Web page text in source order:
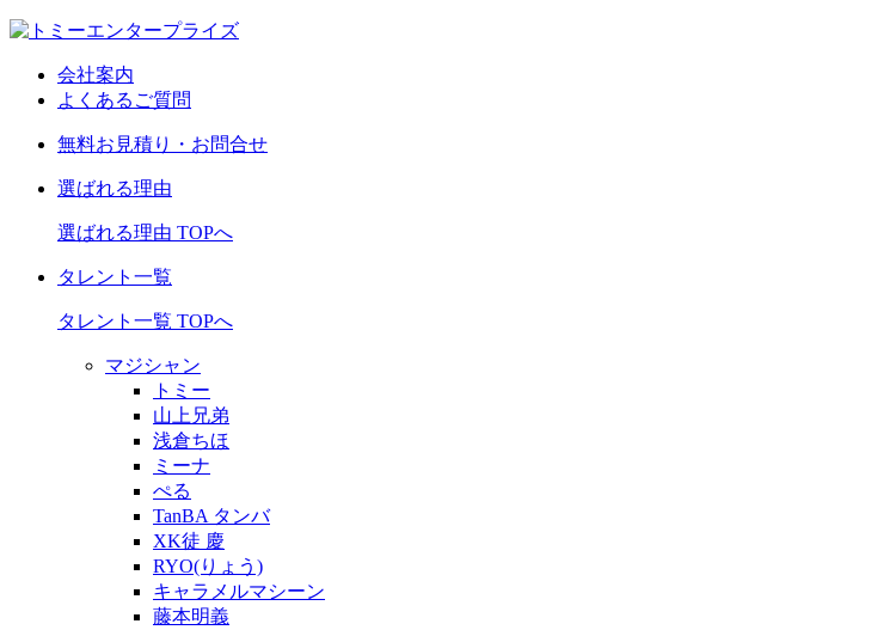
会社案内
よくあるご質問
無料お見積り・お問合せ
選ばれる理由
選ばれる理由 TOPへ
タレント一覧
タレント一覧 TOPへ
マジシャン
トミー
山上兄弟
浅倉ちほ
ミーナ
ぺる
TanBA タンバ
XK徒 慶
RYO(りょう)
キャラメルマシーン
藤本明義